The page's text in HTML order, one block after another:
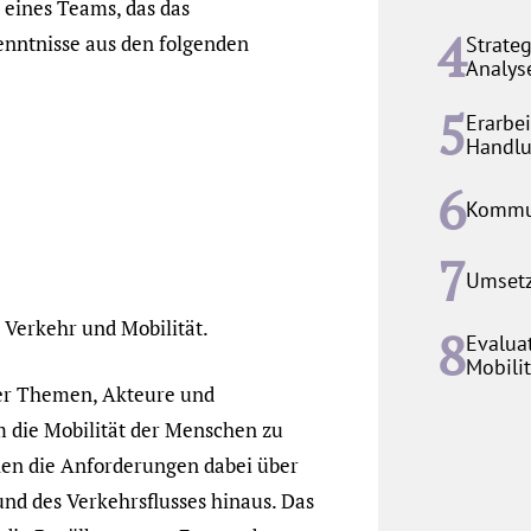
Teams, das das
aus den folgenden
und Mobilität.
Themen, Akteure und
die Mobilität der Menschen zu
die Anforderungen dabei über
des Verkehrsflusses hinaus. Das